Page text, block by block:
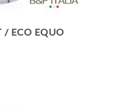
/ ECO EQUO